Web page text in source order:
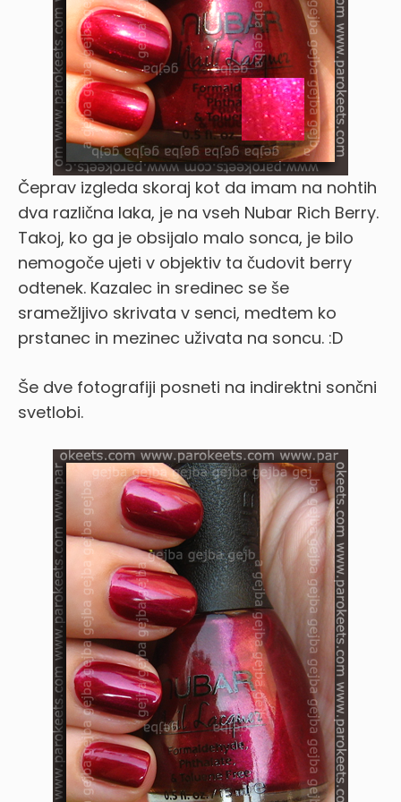
Čeprav izgleda skoraj kot da imam na nohtih
dva različna laka, je na vseh Nubar Rich Berry.
Takoj, ko ga je obsijalo malo sonca, je bilo
nemogoče ujeti v objektiv ta čudovit berry
odtenek. Kazalec in sredinec se še
sramežljivo skrivata v senci, medtem ko
prstanec in mezinec uživata na soncu. :D
Še dve fotografiji posneti na indirektni sončni
svetlobi.